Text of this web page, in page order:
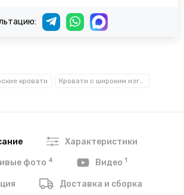
кровати
Характеристики
фото 4 Видео 1
Доставка и сборка